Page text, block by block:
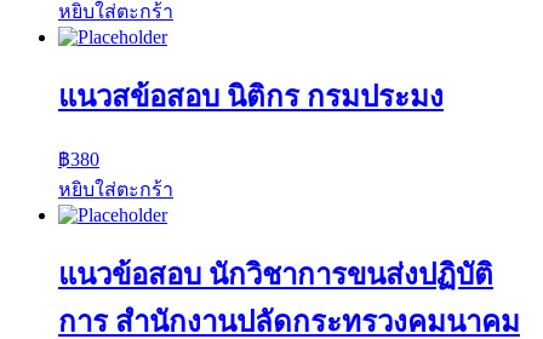
หยิบใส่ตะกร้า
แนวสข้อสอบ นิติกร กรมประมง
฿380
หยิบใส่ตะกร้า
แนวข้อสอบ นักวิชาการขนส่งปฏิบัติ
การ สำนักงานปลัดกระทรวงคมนาคม